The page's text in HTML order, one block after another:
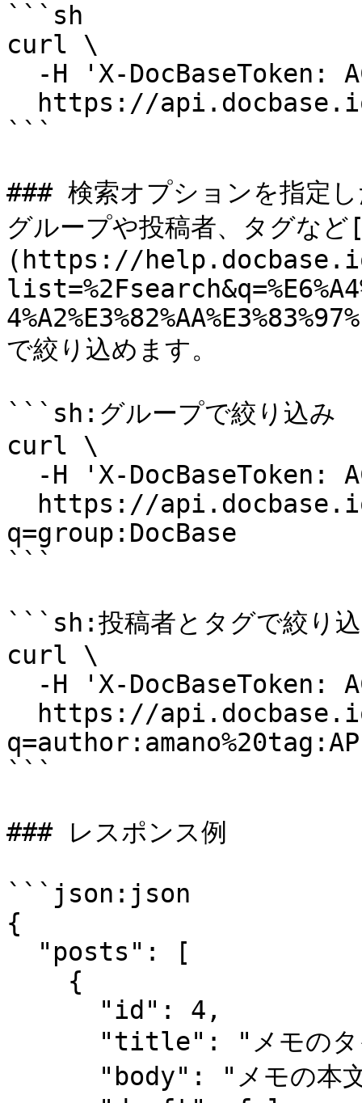
```sh
curl \
```
### 検索オプションを指定
グループや投稿者、タグな
(https://
で絞り込めます。
```sh:グループで絞り込み
curl \
q=group:DocBase
```
```sh:投稿者とタグで絞り
curl \
```
### レスポンス例
```json:json
{